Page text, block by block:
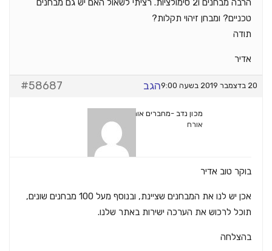
טכניים? ומבחן זיהוי תקלות?
תודה
אדיר
20 בדצמבר 2019 בשעה 9:00 #58687 הגב
מכון נדב -מחברים אותך להצלחה
אורח
בוקר טוב אדיר
אכן יש לנו את המבחנים שציינת, ובנוסף מעל 100 מבחנים שונים,
תוכל לרכוש את הערכה ישירות באתר שלנו.
בהצלחה